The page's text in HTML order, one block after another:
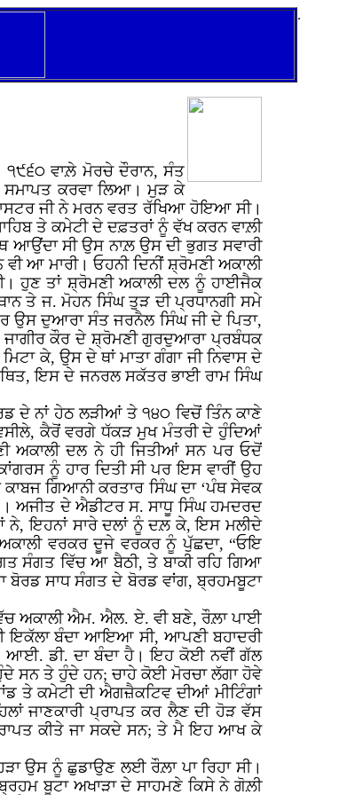
ਵਾਲ਼ੇ ਮੋਰਚੇ ਦੌਰਾਨ, ਸੰਤ
ਸਮਾਪਤ ਕਰਵਾ ਲਿਆ। ਮੁੜ ਕੇ
ਜੀ ਨੇ ਮਰਨ ਵਰਤ ਰੱਖਿਆ ਹੋਇਆ ਸੀ।
ਤੇ ਕਮੇਟੀ ਦੇ ਦਫ਼ਤਰਾਂ ਨੂੰ ਵੱਖ ਕਰਨ ਵਾਲ਼ੀ
ਆਉਂਦਾ ਸੀ ਉਸ ਨਾਲ਼ ਉਸ ਦੀ ਭੁਗਤ ਸਵਾਰੀ
ਆ ਮਾਰੀ। ਓਹਨੀ ਦਿਨੀਂ ਸ਼੍ਰੋਮਣੀ ਅਕਾਲੀ
ਹੁਣ ਤਾਂ ਸ਼੍ਰੋਮਣੀ ਅਕਾਲੀ ਦਲ ਨੂੰ ਹਾਈਜੈਕ
ਤੇ ਜ. ਮੋਹਨ ਸਿੰਘ ਤੁੜ ਦੀ ਪ੍ਰਧਾਨਗੀ ਸਮੇ
ਉਸ ਦੁਆਰਾ ਸੰਤ ਜਰਨੈਲ ਸਿੰਘ ਜੀ ਦੇ ਪਿਤਾ,
ਜਾਗੀਰ ਕੌਰ ਦੇ ਸ਼੍ਰੋਮਣੀ ਗੁਰਦੁਆਰਾ ਪ੍ਰਬੰਧਕ
ਕੇ, ਉਸ ਦੇ ਥਾਂ ਮਾਤਾ ਗੰਗਾ ਜੀ ਨਿਵਾਸ ਦੇ
ਇਸ ਦੇ ਜਨਰਲ ਸਕੱਤਰ ਭਾਈ ਰਾਮ ਸਿੰਘ
ਨਾਂ ਹੇਠ ਲੜੀਆਂ ਤੇ ੧੪੦ ਵਿਚੋਂ ਤਿੰਨ ਕਾਣੇ
ਕੈਰੋਂ ਵਰਗੇ ਧੱਕੜ ਮੁਖ ਮੰਤਰੀ ਦੇ ਹੁੰਦਿਆਂ
ਅਕਾਲੀ ਦਲ ਨੇ ਹੀ ਜਿਤੀਆਂ ਸਨ ਪਰ ਓਦੋਂ
ਨੂੰ ਹਾਰ ਦਿਤੀ ਸੀ ਪਰ ਇਸ ਵਾਰੀਂ ਉਹ
ਗਿਆਨੀ ਕਰਤਾਰ ਸਿੰਘ ਦਾ ‘ਪੰਥ ਸੇਵਕ
ਅਜੀਤ ਦੇ ਐਡੀਟਰ ਸ. ਸਾਧੂ ਸਿੰਘ ਹਮਦਰਦ
ਨੇ, ਇਹਨਾਂ ਸਾਰੇ ਦਲਾਂ ਨੂੰ ਦਲ਼ ਕੇ, ਇਸ ਮਲੀਦੇ
ਵਰਕਰ ਦੂਜੇ ਵਰਕਰ ਨੂੰ ਪੁੱਛਦਾ, “ਓਇ
ਸੰਗਤ ਵਿੱਚ ਆ ਬੈਠੀ, ਤੇ ਬਾਕੀ ਰਹਿ ਗਿਆ
ਬੋਰਡ ਸਾਧ ਸੰਗਤ ਦੇ ਬੋਰਡ ਵਾਂਗ, ਬ੍ਰਹਮਬੂਟਾ
ਅਕਾਲੀ ਐਮ. ਐਲ. ਏ. ਵੀ ਬਣੇ, ਰੌਲ਼ਾ ਪਾਈ
ਇਕੱਲਾ ਬੰਦਾ ਆਇਆ ਸੀ, ਆਪਣੀ ਬਹਾਦਰੀ
ਆਈ. ਡੀ. ਦਾ ਬੰਦਾ ਹੈ। ਇਹ ਕੋਈ ਨਵੀਂ ਗੱਲ
ਸਨ ਤੇ ਹੁੰਦੇ ਹਨ; ਚਾਹੇ ਕੋਈ ਮੋਰਚਾ ਲੱਗਾ ਹੋਵੇ
ਤੇ ਕਮੇਟੀ ਦੀ ਐਗਜ਼ੈਕਟਿਵ ਦੀਆਂ ਮੀਟਿੰਗਾਂ
ਜਾਣਕਾਰੀ ਪ੍ਰਾਪਤ ਕਰ ਲੈਣ ਦੀ ਹੋੜ ਵੱਸ
ਕੀਤੇ ਜਾ ਸਕਦੇ ਸਨ; ਤੇ ਮੈ ਇਹ ਆਖ ਕੇ
ਉਸ ਨੂੰ ਛੁਡਾਉਣ ਲਈ ਰੌਲ਼ਾ ਪਾ ਰਿਹਾ ਸੀ।
ਬੂਟਾ ਅਖਾੜਾ ਦੇ ਸਾਹਮਣੇ ਕਿਸੇ ਨੇ ਗੋਲ਼ੀ
.